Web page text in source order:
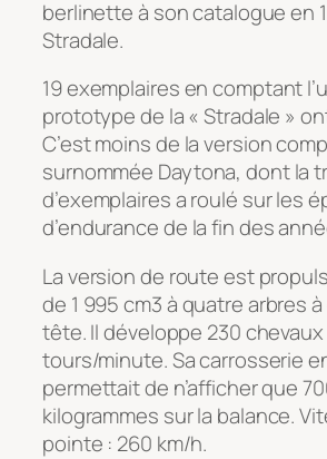
berlinette à son catalogue en
Stradale.
19 exemplaires en comptant
prototype de la « Stradale »
C’est moins de la version
surnommée Daytona, dont la
d’exemplaires a roulé sur les
d’endurance de la fin des
La version de route est
de 1 995 cm3 à quatre arbres
tête. Il développe 230
tours/minute. Sa carrosserie
permettait de n’afficher que
kilogrammes sur la balance.
pointe : 260 km/h.